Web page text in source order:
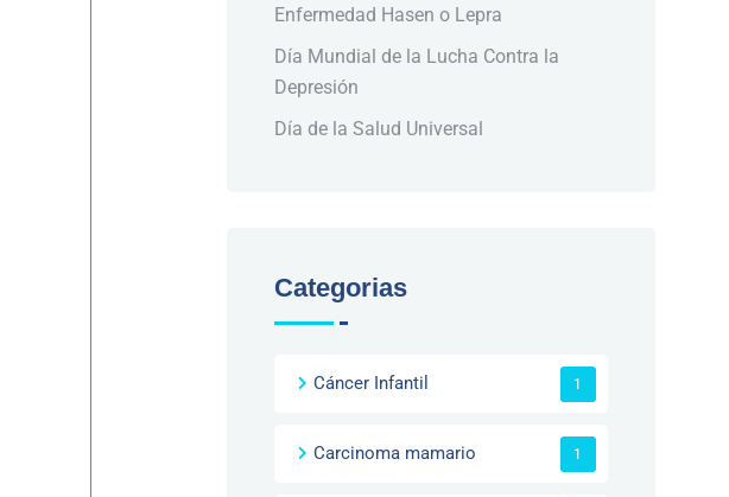
Enfermedad Hasen o Lepra
Día Mundial de la Lucha Contra la
Depresión
Día de la Salud Universal
Categorias
Cáncer Infantil 1
Carcinoma mamario 1